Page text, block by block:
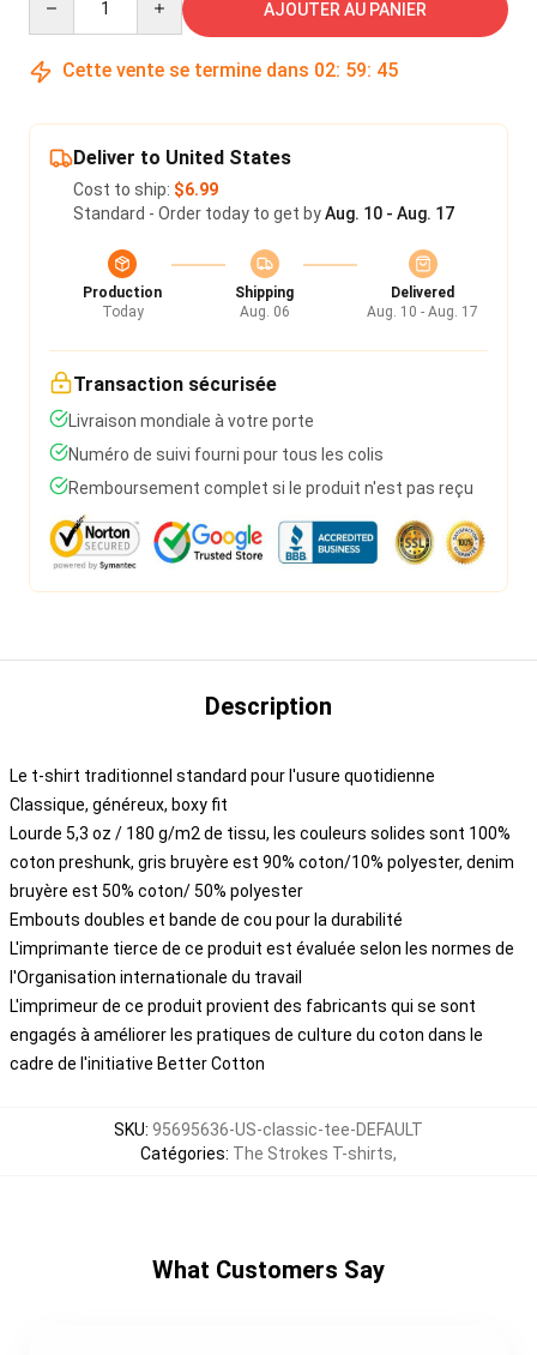
AJOUTER AU PANIER
Cette vente se termine dans 02: 59: 45
Deliver to United States
Cost to ship: $6.99
Standard - Order today to get byAug. 10 - Aug. 17
Production
Today
Shipping
Aug. 06
Delivered
Aug. 10 - Aug. 17
Transaction sécurisée
Livraison mondiale à votre porte
Numéro de suivi fourni pour tous les colis
Remboursement complet si le produit n'est pas reçu
Description
Le t-shirt traditionnel standard pour l'usure quotidienne
Classique, généreux, boxy fit
Lourde 5,3 oz / 180 g/m2 de tissu, les couleurs solides sont 100%
coton preshunk, gris bruyère est 90% coton/10% polyester, denim
bruyère est 50% coton/ 50% polyester
Embouts doubles et bande de cou pour la durabilité
L'imprimante tierce de ce produit est évaluée selon les normes de
l'Organisation internationale du travail
L'imprimeur de ce produit provient des fabricants qui se sont
engagés à améliorer les pratiques de culture du coton dans le
cadre de l'initiative Better Cotton
SKU: 95695636-US-classic-tee-DEFAULT
Catégories: The Strokes T-shirts,
What Customers Say